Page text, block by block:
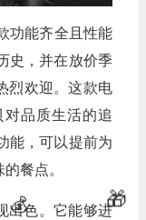
功能齐全且性能
史，并在放价季
烈欢迎。这款电
品质生活的追
能，可以提前为
餐点。
出色。它能够进